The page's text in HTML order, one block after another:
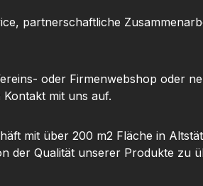
partnerschaftliche
oder Firmenwebshop oder
mit uns auf.
mit über 200 m2 Fläche in
der Qualität unserer Produkte zu